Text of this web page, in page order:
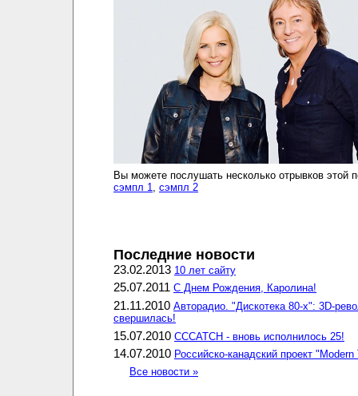
Вы можете послушать несколько отрывков этой
сэмпл 1
сэмпл 2
Последние новости
23.02.2013 10 лет сайту
25.07.2011 С Днем Рождения, Каролина!
21.11.2010 Авторадио. "Дискотека 80-х": 3D-
свершилась!
15.07.2010 CCCATCH - вновь исполнилось 25!
14.07.2010 Российско-канадский проект
Все новости »